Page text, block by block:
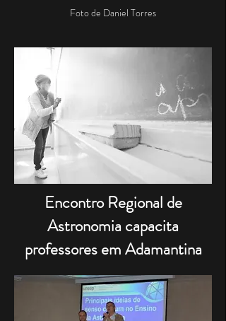
Foto de Daniel Torres
Encontro Regional de
Astronomia capacita
professores em Adamantina